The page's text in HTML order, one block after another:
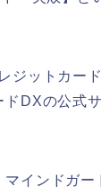
ジットカー
DXの公式
インドガ